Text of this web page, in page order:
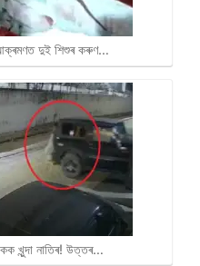
দুই শিশুৰ কৰুণ…
খুন্দা নাতিৰ! উত্তৰ…